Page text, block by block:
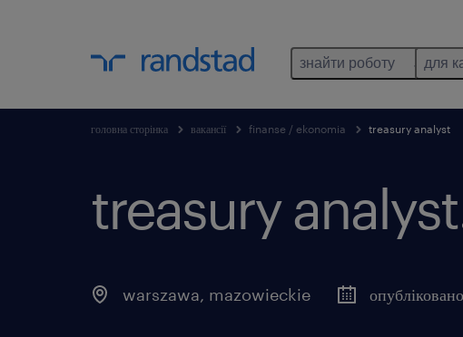
знайти роботу для
головна сторінка вакансії finanse / ekonomia treasury analyst
treasury
warszawa, mazowieckie